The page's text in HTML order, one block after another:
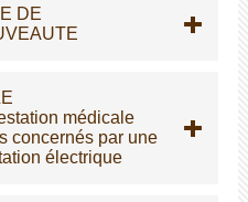
DE
médicale
concernés par une
électrique